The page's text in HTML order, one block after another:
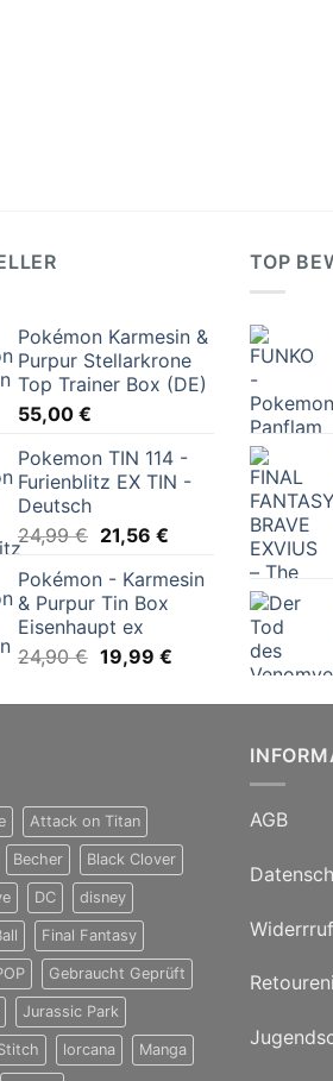
Pokémon Karmesin &
Purpur Stellarkrone
Top Trainer Box (DE)
55,00 €
Pokemon TIN 114 -
Furienblitz EX TIN -
Deutsch
24,99€ Ursprünglicher
war:
24,99 €
21,56 €Aktueller
ist:
21,56 €.
Pokémon - Karmesin
& Purpur Tin Box
Eisenhaupt ex
24,90€ Ursprünglicher
war:
19,99 €Aktueller
ist:
TOP
Attack on Titan
Becher Black Clover
DC disney
Final Fantasy
Gebraucht Geprüft
Jurassic Park
lorcana Manga
AGB